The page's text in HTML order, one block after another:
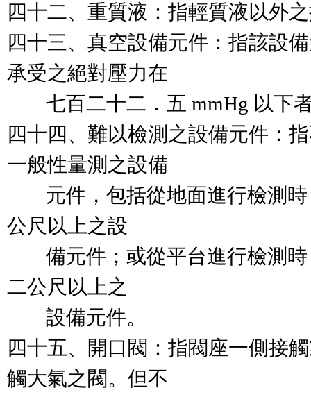
四十二、重質液：指輕質液以外
四十三、真空設備元件：指該設
承受之絕對壓力在
七百二十二．五 mmHg 以下
四十四、難以檢測之設備元件：
一般性量測之設備
元件，包括從地面進行檢測時
公尺以上之設
備元件；或從平台進行檢測時
二公尺以上之
設備元件。
四十五、開口閥：指閥座一側接
觸大氣之閥。但不